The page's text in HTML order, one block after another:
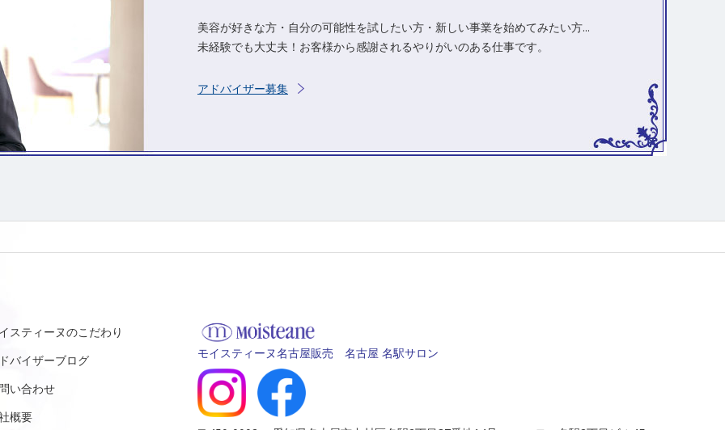
美容が好きな方・自分の可能性を試したい方・新しい事業を始めてみたい方...
未経験でも大丈夫！お客様から感謝されるやりがいのある仕事です。
アドバイザー募集
スティーヌのこだわり
バイザーブログ
い合わせ
概要
モイスティーヌ名古屋販売 名古屋 名駅サロン